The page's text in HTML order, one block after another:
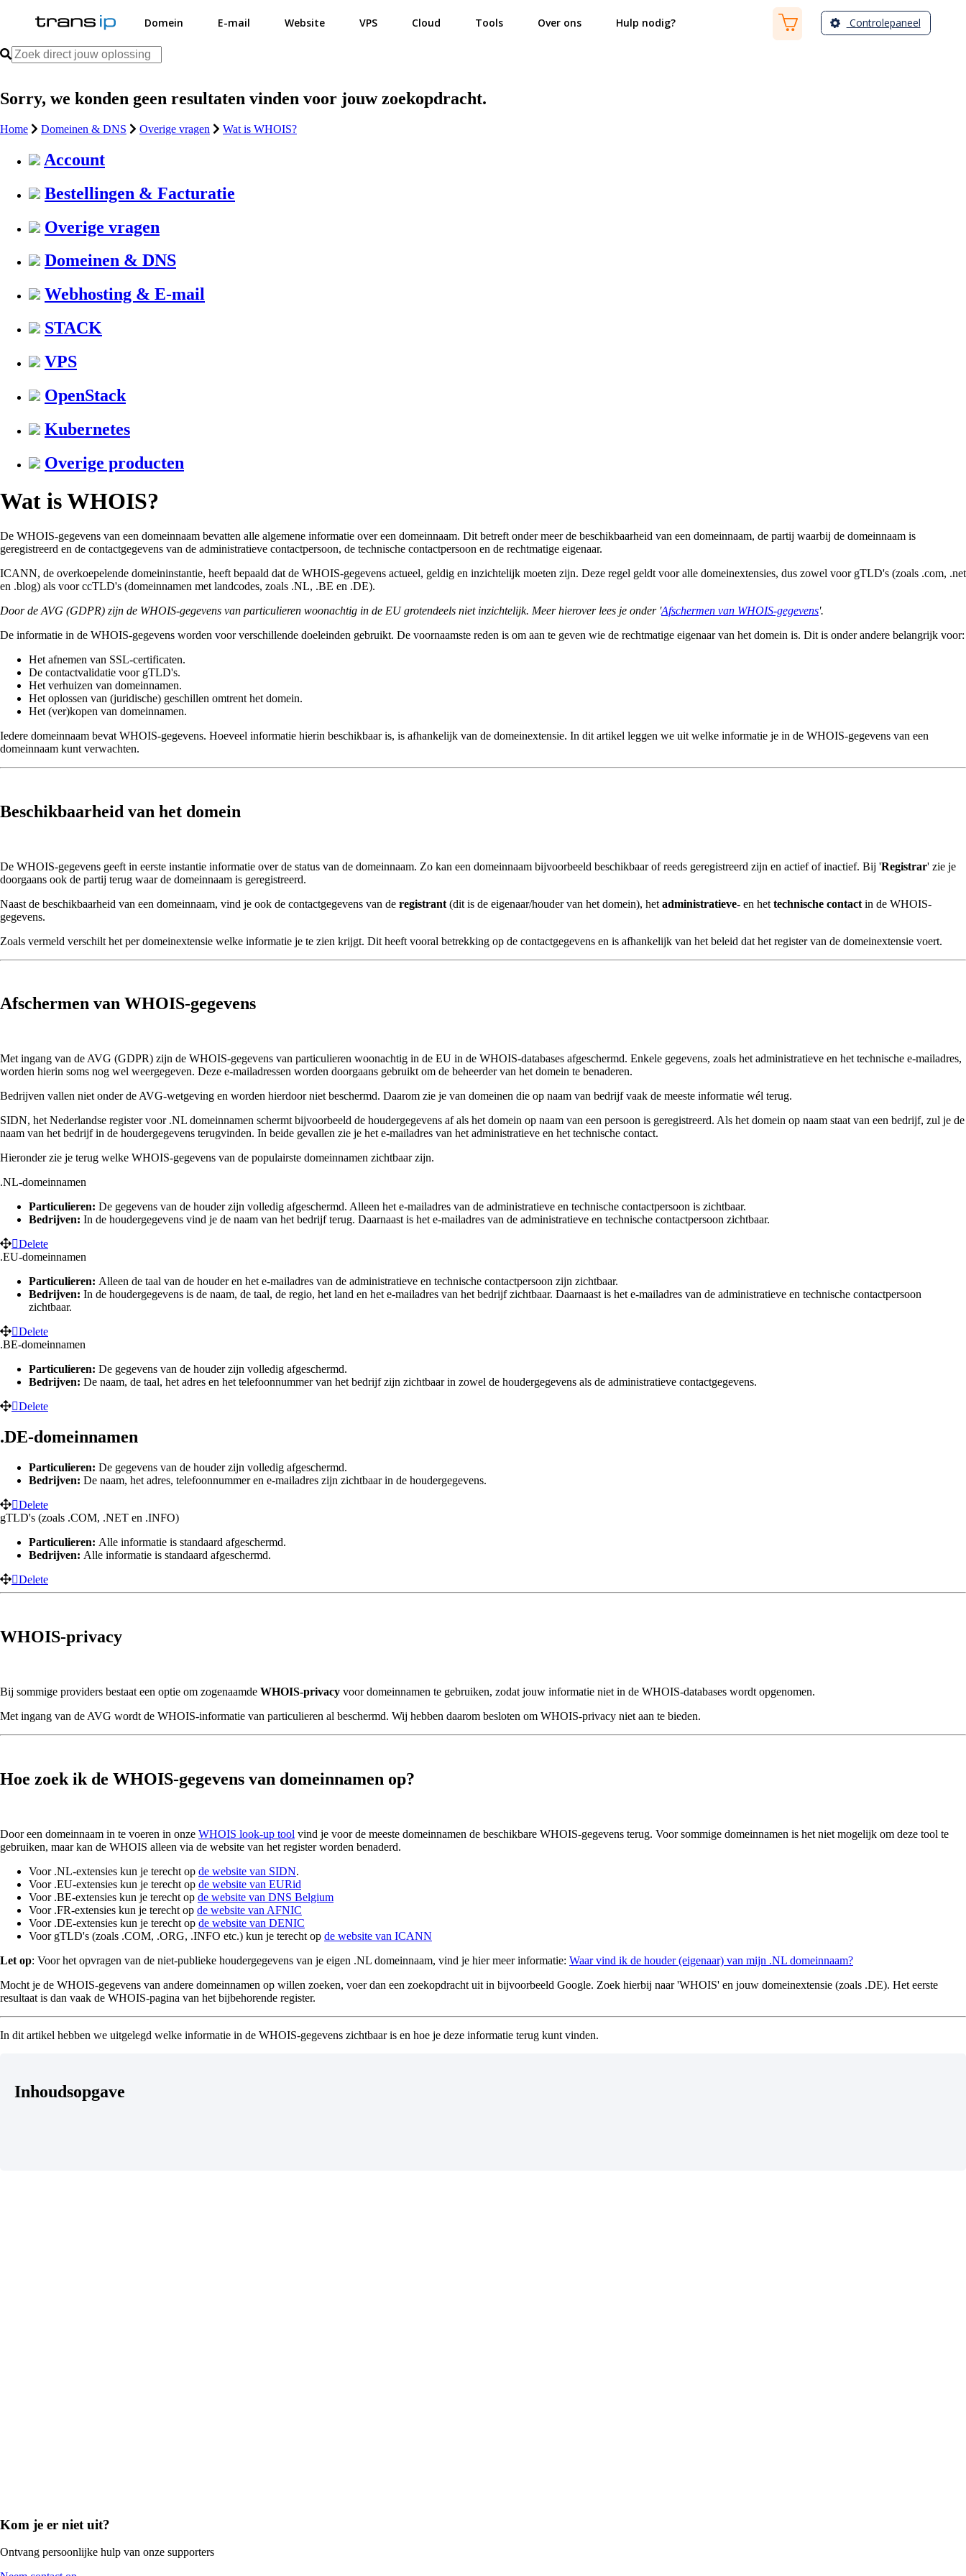
Domein E-mail Website VPS Cloud Tools Over ons Hulp nodig? Controlepaneel
Sorry, we konden geen resultaten vinden voor jouw zoekopdracht.
Home Domeinen & DNS Overige vragen Wat is WHOIS?
Account
Bestellingen & Facturatie
Overige vragen
Domeinen & DNS
Webhosting & E-mail
STACK
VPS
OpenStack
Kubernetes
Overige producten
Wat is WHOIS?
De WHOIS-gegevens van een domeinnaam bevatten alle algemene informatie over een domeinnaam. Dit betreft onder meer de beschikbaarheid van een domeinnaam, de partij waarbij de domeinnaam is
geregistreerd en de contactgegevens van de administratieve contactpersoon, de technische contactpersoon en de rechtmatige eigenaar.
ICANN, de overkoepelende domeininstantie, heeft bepaald dat de WHOIS-gegevens actueel, geldig en inzichtelijk moeten zijn. Deze regel geldt voor alle domeinextensies, dus zowel voor gTLD's (zoals .com, .net
en .blog) als voor ccTLD's (domeinnamen met landcodes, zoals .NL, .BE en .DE).
Door de AVG (GDPR) zijn de WHOIS-gegevens van particulieren woonachtig in de EU grotendeels niet inzichtelijk. Meer hierover lees je onder 'Afschermen van WHOIS-gegevens'.
De informatie in de WHOIS-gegevens worden voor verschillende doeleinden gebruikt. De voornaamste reden is om aan te geven wie de rechtmatige eigenaar van het domein is. Dit is onder andere belangrijk voor:
Het afnemen van SSL-certificaten.
De contactvalidatie voor gTLD's.
Het verhuizen van domeinnamen.
Het oplossen van (juridische) geschillen omtrent het domein.
Het (ver)kopen van domeinnamen.
Iedere domeinnaam bevat WHOIS-gegevens. Hoeveel informatie hierin beschikbaar is, is afhankelijk van de domeinextensie. In dit artikel leggen we uit welke informatie je in de WHOIS-gegevens van een
domeinnaam kunt verwachten.
Beschikbaarheid van het domein
De WHOIS-gegevens geeft in eerste instantie informatie over de status van de domeinnaam. Zo kan een domeinnaam bijvoorbeeld beschikbaar of reeds geregistreerd zijn en actief of inactief. Bij 'Registrar' zie je
doorgaans ook de partij terug waar de domeinnaam is geregistreerd.
Naast de beschikbaarheid van een domeinnaam, vind je ook de contactgegevens van de registrant (dit is de eigenaar/houder van het domein), het administratieve- en het technische contact in de WHOIS-
gegevens.
Zoals vermeld verschilt het per domeinextensie welke informatie je te zien krijgt. Dit heeft vooral betrekking op de contactgegevens en is afhankelijk van het beleid dat het register van de domeinextensie voert.
Afschermen van WHOIS-gegevens
Met ingang van de AVG (GDPR) zijn de WHOIS-gegevens van particulieren woonachtig in de EU in de WHOIS-databases afgeschermd. Enkele gegevens, zoals het administratieve en het technische e-mailadres,
worden hierin soms nog wel weergegeven. Deze e-mailadressen worden doorgaans gebruikt om de beheerder van het domein te benaderen.
Bedrijven vallen niet onder de AVG-wetgeving en worden hierdoor niet beschermd. Daarom zie je van domeinen die op naam van bedrijf vaak de meeste informatie wél terug.
SIDN, het Nederlandse register voor .NL domeinnamen schermt bijvoorbeeld de houdergegevens af als het domein op naam van een persoon is geregistreerd. Als het domein op naam staat van een bedrijf, zul je de
naam van het bedrijf in de houdergegevens terugvinden. In beide gevallen zie je het e-mailadres van het administratieve en het technische contact.
Hieronder zie je terug welke WHOIS-gegevens van de populairste domeinnamen zichtbaar zijn.
.NL-domeinnamen
Particulieren: De gegevens van de houder zijn volledig afgeschermd. Alleen het e-mailadres van de administratieve en technische contactpersoon is zichtbaar.
Bedrijven: In de houdergegevens vind je de naam van het bedrijf terug. Daarnaast is het e-mailadres van de administratieve en technische contactpersoon zichtbaar.
Delete
.EU-domeinnamen
Particulieren: Alleen de taal van de houder en het e-mailadres van de administratieve en technische contactpersoon zijn zichtbaar.
Bedrijven: In de houdergegevens is de naam, de taal, de regio, het land en het e-mailadres van het bedrijf zichtbaar. Daarnaast is het e-mailadres van de administratieve en technische contactpersoon
zichtbaar.
Delete
.BE-domeinnamen
Particulieren: De gegevens van de houder zijn volledig afgeschermd.
Bedrijven: De naam, de taal, het adres en het telefoonnummer van het bedrijf zijn zichtbaar in zowel de houdergegevens als de administratieve contactgegevens.
Delete
.DE-domeinnamen
Particulieren: De gegevens van de houder zijn volledig afgeschermd.
Bedrijven: De naam, het adres, telefoonnummer en e-mailadres zijn zichtbaar in de houdergegevens.
Delete
gTLD's (zoals .COM, .NET en .INFO)
Particulieren: Alle informatie is standaard afgeschermd.
Bedrijven: Alle informatie is standaard afgeschermd.
Delete
WHOIS-privacy
Bij sommige providers bestaat een optie om zogenaamde WHOIS-privacy voor domeinnamen te gebruiken, zodat jouw informatie niet in de WHOIS-databases wordt opgenomen.
Met ingang van de AVG wordt de WHOIS-informatie van particulieren al beschermd. Wij hebben daarom besloten om WHOIS-privacy niet aan te bieden.
Hoe zoek ik de WHOIS-gegevens van domeinnamen op?
Door een domeinnaam in te voeren in onze WHOIS look-up tool vind je voor de meeste domeinnamen de beschikbare WHOIS-gegevens terug. Voor sommige domeinnamen is het niet mogelijk om deze tool te
gebruiken, maar kan de WHOIS alleen via de website van het register worden benaderd.
Voor .NL-extensies kun je terecht op de website van SIDN.
Voor .EU-extensies kun je terecht op de website van EURid
Voor .BE-extensies kun je terecht op de website van DNS Belgium
Voor .FR-extensies kun je terecht op de website van AFNIC
Voor .DE-extensies kun je terecht op de website van DENIC
Voor gTLD's (zoals .COM, .ORG, .INFO etc.) kun je terecht op de website van ICANN
Let op: Voor het opvragen van de niet-publieke houdergegevens van je eigen .NL domeinnaam, vind je hier meer informatie: Waar vind ik de houder (eigenaar) van mijn .NL domeinnaam?
Mocht je de WHOIS-gegevens van andere domeinnamen op willen zoeken, voer dan een zoekopdracht uit in bijvoorbeeld Google. Zoek hierbij naar 'WHOIS' en jouw domeinextensie (zoals .DE). Het eerste
resultaat is dan vaak de WHOIS-pagina van het bijbehorende register.
In dit artikel hebben we uitgelegd welke informatie in de WHOIS-gegevens zichtbaar is en hoe je deze informatie terug kunt vinden.
Inhoudsopgave
Kom je er niet uit?
Ontvang persoonlijke hulp van onze supporters